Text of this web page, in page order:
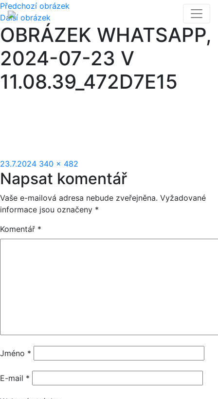
Předchozí obrázek
Další obrázek
OBRÁZEK WHATSAPP,
2024-07-23 V
11.08.39_472D7E15
Publikováno:
23.7.2024 Původní
velikost:
340 × 482
Napsat komentář
Vaše e-mailová adresa nebude zveřejněna. Vyžadované
informace jsou označeny *
Komentář *
Jméno *
E-mail *